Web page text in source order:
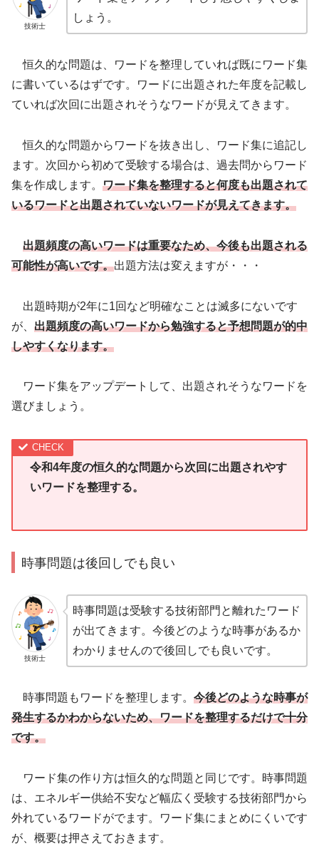
技術士
しょう。
恒久的な問題は、ワードを整理していれば既にワード集
に書いているはずです。ワードに出題された年度を記載し
ていれば次回に出題されそうなワードが見えてきます。
恒久的な問題からワードを抜き出し、ワード集に追記し
ます。次回から初めて受験する場合は、過去問からワード
集を作成します。 ワード集を整理すると何度も出題されて
いるワードと出題されていないワードが見えてきます。
出題頻度の高いワードは重要なため、今後も出題される
可能性が高いです。出題方法は変えますが・・・
出題時期が2年に1回など明確なことは滅多にないです
が、 出題頻度の高いワードから勉強すると予想問題が的中
しやすくなります。
ワード集をアップデートして、出題されそうなワードを
選びましょう。
令和4年度の恒久的な問題から次回に出題されやす
いワードを整理する。
時事問題は後回しでも良い
技術士
時事問題は受験する技術部門と離れたワード
が出てきます。今後どのような時事があるか
わかりませんので後回しでも良いです。
時事問題もワードを整理します。 今後どのような時事が
発生するかわからないため、ワードを整理するだけで十分
です。
ワード集の作り方は恒久的な問題と同じです。時事問題
は、エネルギー供給不安など幅広く受験する技術部門から
外れているワードがでます。ワード集にまとめにくいです
が、概要は押さえておきます。